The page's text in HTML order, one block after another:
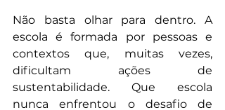
Não basta olhar para dentro. A
escola é formada por pessoas e
contextos que, muitas vezes,
dificultam ações de
sustentabilidade. Que escola
nunca enfrentou o desafio de